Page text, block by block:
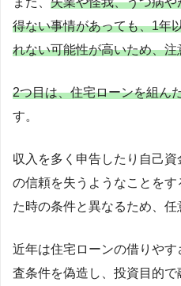
得ない事情があっても、1年
れない可能性が高いため、注
2つ目は、住宅ローンを組ん
す。
収入を多く申告したり自己
の信頼を失うようなことを
た時の条件と異なるため、任
近年は住宅ローンの借りや
査条件を偽造し、投資目的